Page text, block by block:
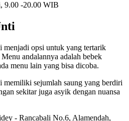
9.00 -20.00 WIB
opsi untuk yang tertarik
andalannya adalah bebek
menu lain yang bisa dicoba.
memiliki sejumlah saung yang berdiri
sekitar juga asyik dengan nuansa
- Rancabali No.6, Alamendah,